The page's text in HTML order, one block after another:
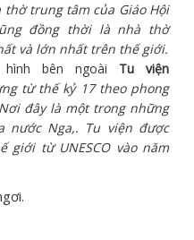
thờ trung tâm của Giáo Hội
đồng thời là nhà thờ
và lớn nhất trên thế giới.
bên ngoài Tu viện
từ thế kỷ 17 theo phong
đây là một trong những
Nga,. Tu viện được
giới từ UNESCO vào năm